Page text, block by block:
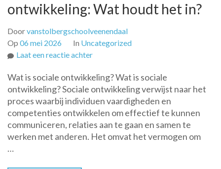
ontwikkeling: Wat houdt het in?
Doorvanstolbergschoolveenendaal
Op 06 mei 2026 In Uncategorized
Laat een reactie achterop
betekenis
van
sociale
ontwikkeling:
Wat
houdt
Wat is sociale ontwikkeling? Wat is sociale
ontwikkeling? Sociale ontwikkeling verwijst naar het
proces waarbij individuen vaardigheden en
competenties ontwikkelen om effectief te kunnen
communiceren, relaties aan te gaan en samen te
werken met anderen. Het omvat het vermogen om
…